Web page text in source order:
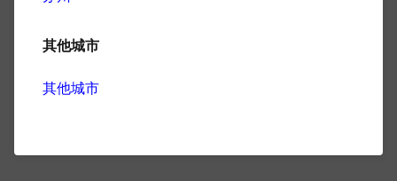
其他城市
其他城市